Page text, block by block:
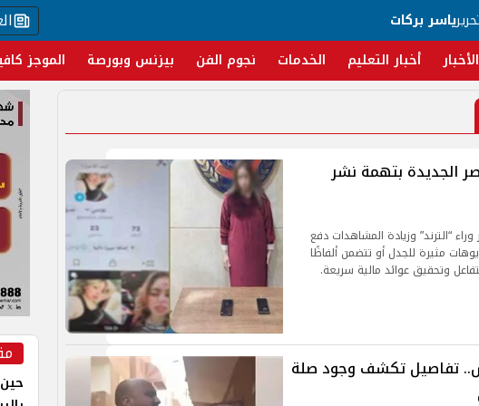
ياسر بركات
الأخبار أخبار التعليم الخدمات نجوم الفن بيزنس وبورصة الموجز
الجديدة بتهمة نشر
“الترند” وزيادة المشاهدات دفع
مثيرة للجدل أو تتضمن ألفاظًا
وتحقيق عوائد مالية سريعة.
تفاصيل تكشف وجود صلة